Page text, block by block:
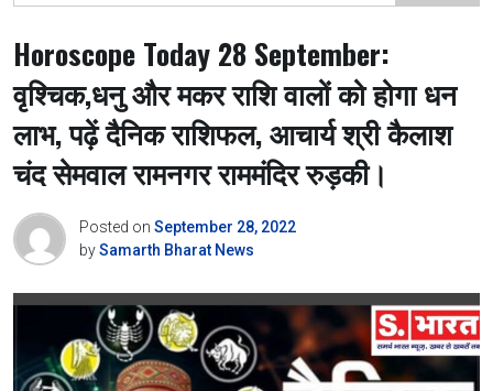
Horoscope Today 28 September:
वृश्चिक,धनु और मकर राशि वालों को होगा धन
लाभ, पढ़ें दैनिक राशिफल, आचार्य श्री कैलाश
चंद सेमवाल रामनगर राममंदिर रुड़की।
Posted on September 28, 2022
bySamarth Bharat News